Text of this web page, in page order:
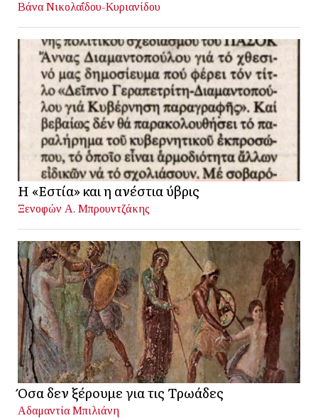
Βάνα Νικολαΐδου-Κυριανίδου
Η «Εστία» και η ανέστια ύβρις
Ξενοφών Α. Μπρουντζάκης
Όσα δεν ξέρουμε για τις Τρωάδες
Αδαμαντία Μπιλιάνη